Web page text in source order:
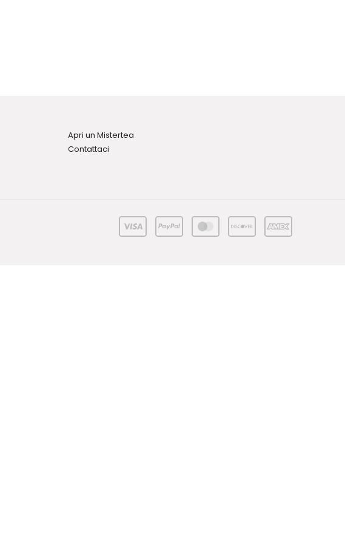
Apri un Mistertea
Contattaci